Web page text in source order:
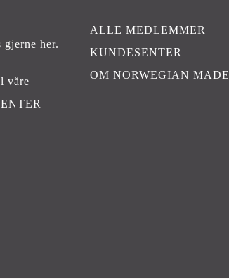
gjerne her.
våre
ALLE MEDLEMMER
KUNDESENTER
OM NORWEGIAN MADE